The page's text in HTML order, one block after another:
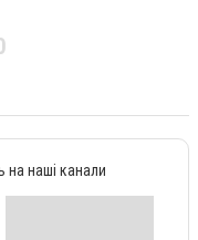
на наші канали